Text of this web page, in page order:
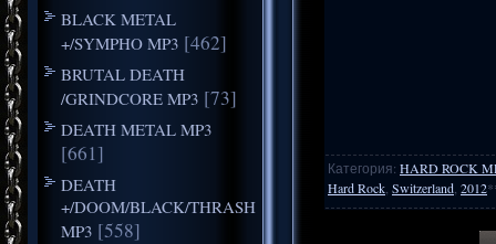
BLACK METAL
+/SYMPHO MP3 [462]
BRUTAL DEATH
/GRINDCORE MP3 [73]
DEATH METAL MP3
[661]
DEATH
+/DOOM/BLACK/THRASH
MP3 [558]
Категория: HARD ROCK
Hard Rock Switzerland 2012